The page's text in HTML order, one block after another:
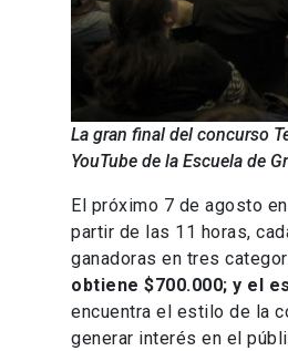
La gran final del concurso
YouTube de la Escuela de
El próximo 7 de agosto en
partir de las 11 horas,
ganadoras en tres
obtiene $700.000; y el
encuentra el estilo de la
generar interés en el